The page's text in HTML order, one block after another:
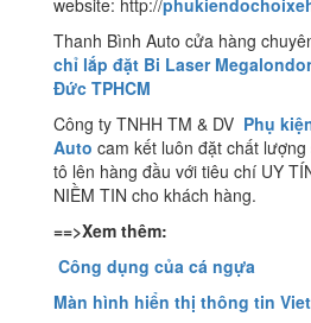
website: http://
Thanh Bình Auto cửa hàng
chỉ lắp đặt Bi Laser
Đức TPHCM
Công ty TNHH TM & DV Phụ
Auto cam kết luôn đặt chất
tô lên hàng đầu với tiêu chí UY
NIỀM TIN cho khách hàng.
==>Xem thêm:
Công dụng của cá ngựa
Màn hình hiển thị thông tin